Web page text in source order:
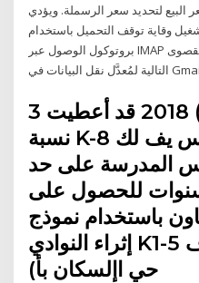
لتحديد سعر الرسملة. ويؤدي
وقاية توقف التحميل باستخدام
بروتوكول الوصول عبر IMAP مؤقتًا للحساب. تنطبق الحدود القصوى
3 كانون الثاني (يناير) 2018 قد أعطيت
نسبة K-8 مستوى الصف الدرايس يف لك
المدرسة على حد
للحصول على
باستخدام نموذج
إثراء النوادي K1-5 للصفوف (NOAH)
(حي اإلسكان بأ